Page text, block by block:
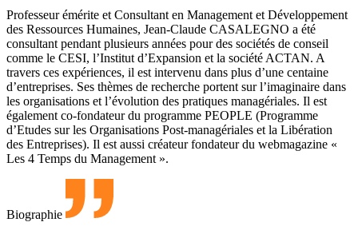
Professeur émérite et Consultant en Management et Développement
des Ressources Humaines, Jean-Claude CASALEGNO a été
consultant pendant plusieurs années pour des sociétés de conseil
comme le CESI, l’Institut d’Expansion et la société ACTAN. A
travers ces expériences, il est intervenu dans plus d’une centaine
d’entreprises. Ses thèmes de recherche portent sur l’imaginaire dans
les organisations et l’évolution des pratiques managériales. Il est
également co-fondateur du programme PEOPLE (Programme
d’Etudes sur les Organisations Post-managériales et la Libération
des Entreprises). Il est aussi créateur fondateur du webmagazine «
Les 4 Temps du Management ».
Biographie